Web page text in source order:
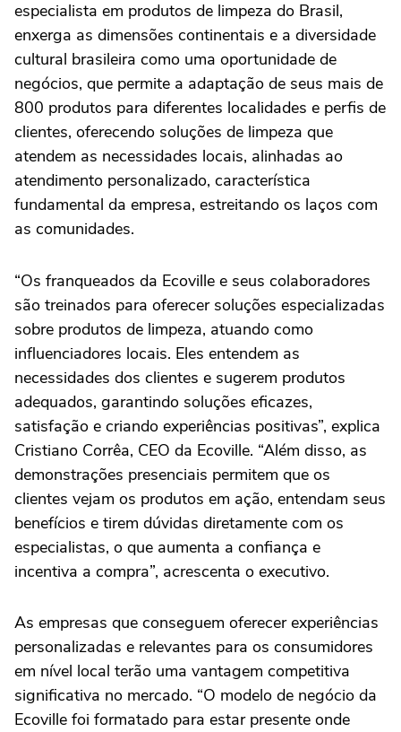
especialista em produtos de limpeza do Brasil,
enxerga as dimensões continentais e a diversidade
cultural brasileira como uma oportunidade de
negócios, que permite a adaptação de seus mais de
800 produtos para diferentes localidades e perfis de
clientes, oferecendo soluções de limpeza que
atendem as necessidades locais, alinhadas ao
atendimento personalizado, característica
fundamental da empresa, estreitando os laços com
as comunidades.
“Os franqueados da Ecoville e seus colaboradores
são treinados para oferecer soluções especializadas
sobre produtos de limpeza, atuando como
influenciadores locais. Eles entendem as
necessidades dos clientes e sugerem produtos
adequados, garantindo soluções eficazes,
satisfação e criando experiências positivas”, explica
Cristiano Corrêa, CEO da Ecoville. “Além disso, as
demonstrações presenciais permitem que os
clientes vejam os produtos em ação, entendam seus
benefícios e tirem dúvidas diretamente com os
especialistas, o que aumenta a confiança e
incentiva a compra”, acrescenta o executivo.
As empresas que conseguem oferecer experiências
personalizadas e relevantes para os consumidores
em nível local terão uma vantagem competitiva
significativa no mercado. “O modelo de negócio da
Ecoville foi formatado para estar presente onde